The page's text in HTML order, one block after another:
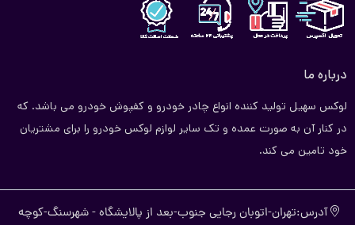
درباره ما
لوکس سهیل تولید کننده انواع چادر خودرو و کفپوش خودرو می باشد. که
در کنار آن به صورت عمده و تک سایر لوازم لوکس خودرو را برای مشتریان
خود تامین می کند.
آدرس:تهران-اتوبان رجایی جنوب-بعد از پالایشگاه - شهرسنگ-کوچه